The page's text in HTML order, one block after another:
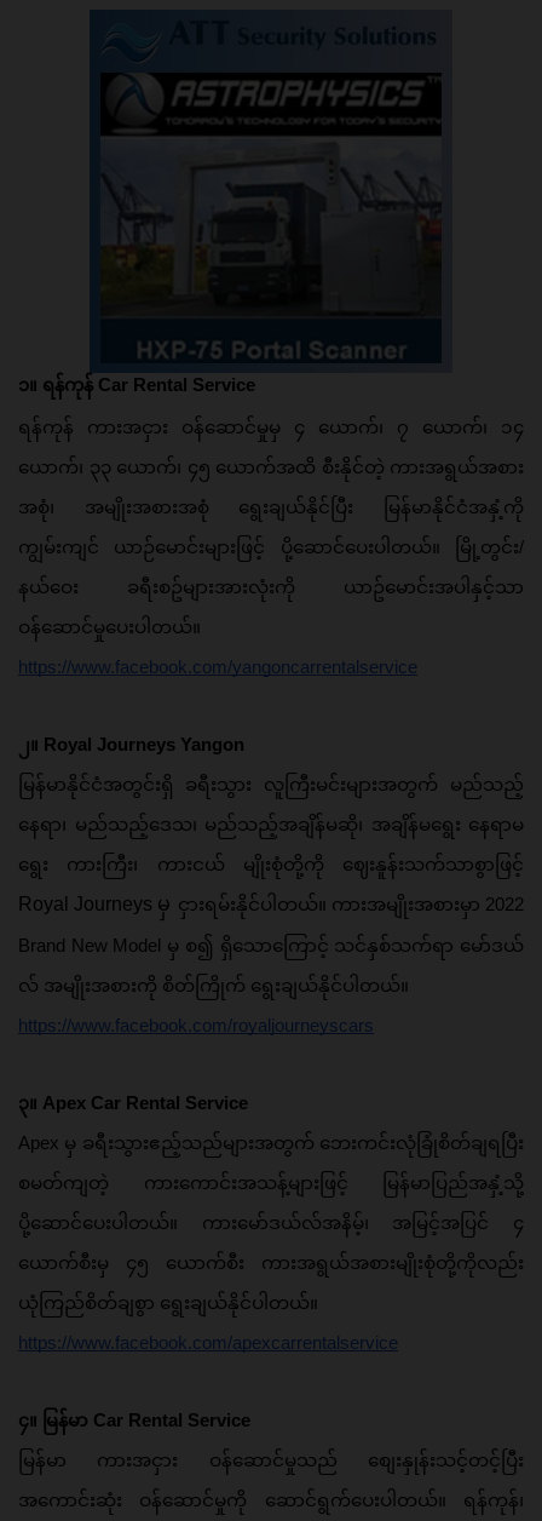
၁။ ရန်ကုန် Car Rental Service
ရန်ကုန် ကားအငှား ဝန်ဆောင်မှုမှ ၄ ယောက်၊ ၇ ယောက်၊ ၁၄
ယောက်၊ ၃၃ ယောက်၊ ၄၅ ယောက်အထိ စီးနိုင်တဲ့ ကားအရွယ်အစား
အစုံ၊ အမျိုးအစားအစုံ ရွေးချယ်နိုင်ပြီး မြန်မာနိုင်ငံအနှံ့ကို
ကျွမ်းကျင် ယာဉ်မောင်းများဖြင့် ပို့ဆောင်ပေးပါတယ်။ မြို့တွင်း/
နယ်ဝေး ခရီးစဥ်များအားလုံးကို ယာဥ်မောင်းအပါနှင့်သာ
ဝန်ဆောင်မှုပေးပါတယ်။
https://www.facebook.com/yangoncarrentalservice
၂။ Royal Journeys Yangon
မြန်မာနိုင်ငံအတွင်းရှိ ခရီးသွား လူကြီးမင်းများအတွက် မည်သည့်
နေရာ၊ မည်သည့်ဒေသ၊ မည်သည့်အချိန်မဆို၊ အချိန်မရွေး နေရာမ
Royal Journeys မှ ငှားရမ်းနိုင်ပါတယ်။ ကားအမျိုးအစားမှာ 2022
Brand New Model မှ စ၍ ရှိသောကြောင့် သင်နှစ်သက်ရာ မော်ဒယ်
လ် အမျိုးအစားကို စိတ်ကြိုက် ရွေးချယ်နိုင်ပါတယ်။
https://www.facebook.com/royaljourneyscars
၃။ Apex Car Rental Service
Apex မှ ခရီးသွားဧည့်သည်များအတွက် ဘေးကင်းလုံခြုံစိတ်ချရပြီး
စမတ်ကျတဲ့ ကားကောင်းအသန့်များဖြင့် မြန်မာပြည်အနှံ့သို့
ပို့ဆောင်ပေးပါတယ်။ ကားမော်ဒယ်လ်အနိမ့်၊ အမြင့်အပြင် ၄
ယောက်စီးမှ ၄၅ ယောက်စီး ကားအရွယ်အစားမျိုးစုံတို့ကိုလည်း
ယုံကြည်စိတ်ချစွာ ရွေးချယ်နိုင်ပါတယ်။
https://www.facebook.com/apexcarrentalservice
၄။ မြန်မာ Car Rental Service
မြန်မာ ကားအငှား ဝန်ဆောင်မှုသည် စျေးနှုန်းသင့်တင့်ပြီး
အကောင်းဆုံး ဝန်ဆောင်မှုကို ဆောင်ရွက်ပေးပါတယ်။ ရန်ကုန်၊